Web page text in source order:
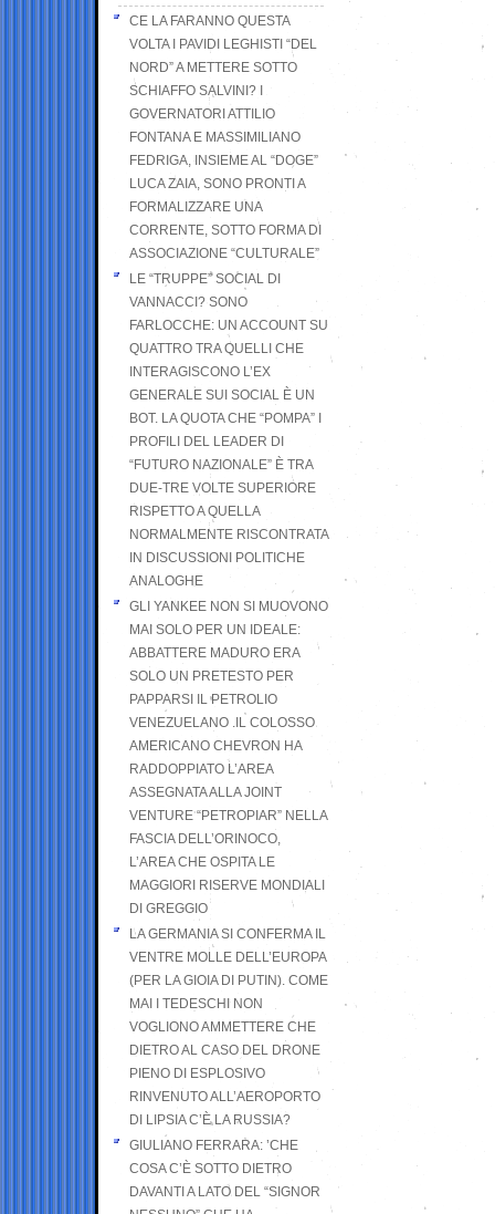
CE LA FARANNO QUESTA
VOLTA I PAVIDI LEGHISTI “DEL
NORD” A METTERE SOTTO
SCHIAFFO SALVINI? I
GOVERNATORI ATTILIO
FONTANA E MASSIMILIANO
FEDRIGA, INSIEME AL “DOGE”
LUCA ZAIA, SONO PRONTI A
FORMALIZZARE UNA
CORRENTE, SOTTO FORMA DI
ASSOCIAZIONE “CULTURALE”
LE “TRUPPE” SOCIAL DI
VANNACCI? SONO
FARLOCCHE: UN ACCOUNT SU
QUATTRO TRA QUELLI CHE
INTERAGISCONO L’EX
GENERALE SUI SOCIAL È UN
BOT. LA QUOTA CHE “POMPA” I
PROFILI DEL LEADER DI
“FUTURO NAZIONALE” È TRA
DUE-TRE VOLTE SUPERIORE
RISPETTO A QUELLA
NORMALMENTE RISCONTRATA
IN DISCUSSIONI POLITICHE
ANALOGHE
GLI YANKEE NON SI MUOVONO
MAI SOLO PER UN IDEALE:
ABBATTERE MADURO ERA
SOLO UN PRETESTO PER
PAPPARSI IL PETROLIO
VENEZUELANO .IL COLOSSO
AMERICANO CHEVRON HA
RADDOPPIATO L’AREA
ASSEGNATA ALLA JOINT
VENTURE “PETROPIAR” NELLA
FASCIA DELL’ORINOCO,
L’AREA CHE OSPITA LE
MAGGIORI RISERVE MONDIALI
DI GREGGIO
LA GERMANIA SI CONFERMA IL
VENTRE MOLLE DELL’EUROPA
(PER LA GIOIA DI PUTIN). COME
MAI I TEDESCHI NON
VOGLIONO AMMETTERE CHE
DIETRO AL CASO DEL DRONE
PIENO DI ESPLOSIVO
RINVENUTO ALL’AEROPORTO
DI LIPSIA C’È LA RUSSIA?
GIULIANO FERRARA: ’CHE
COSA C’È SOTTO DIETRO
DAVANTI A LATO DEL “SIGNOR